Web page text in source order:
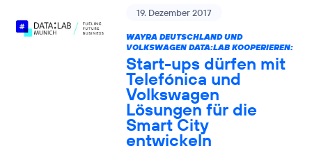
19. Dezember 2017
WAYRA DEUTSCHLAND UND
VOLKSWAGEN DATA:LAB KOOPERIEREN:
Start-ups dürfen mit
Telefónica und
Volkswagen
Lösungen für die
Smart City
entwickeln